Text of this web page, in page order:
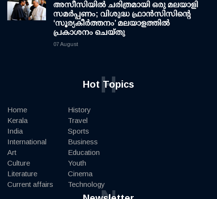
അസീസിയിൽ ചരിത്രമായി ഒരു മലയാളി
സമർപ്പണം; വിശുദ്ധ ഫ്രാൻസിസിന്റെ
‘സൂര്യകീർത്തനം’ മലയാളത്തിൽ
പ്രകാശനം ചെയ്തു
07 August
Hot Topics
H
Home
Kerala
India
International
Art
Culture
Literature
Current affairs
History
Travel
Sports
Business
Education
Youth
Cinema
Technology